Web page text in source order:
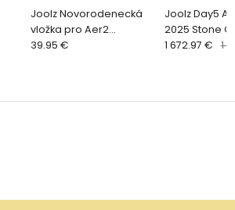
Joolz Novorodenecká
vložka pro Aer2
/+//Day5 | Space black
39.95 €
Joolz Day5
2025 Stone
1 672.97 € 1